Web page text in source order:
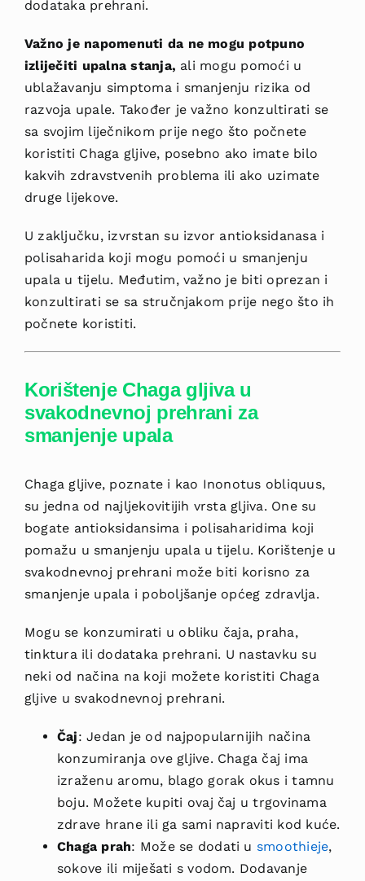
dodataka prehrani.
Važno je napomenuti da ne mogu potpuno
izliječiti upalna stanja, ali mogu pomoći u
ublažavanju simptoma i smanjenju rizika od
razvoja upale. Također je važno konzultirati se
sa svojim liječnikom prije nego što počnete
koristiti Chaga gljive, posebno ako imate bilo
kakvih zdravstvenih problema ili ako uzimate
druge lijekove.
U zaključku, izvrstan su izvor antioksidanasa i
polisaharida koji mogu pomoći u smanjenju
upala u tijelu. Međutim, važno je biti oprezan i
konzultirati se sa stručnjakom prije nego što ih
počnete koristiti.
Korištenje Chaga gljiva u
svakodnevnoj prehrani za
smanjenje upala
Chaga gljive, poznate i kao Inonotus obliquus,
su jedna od najljekovitijih vrsta gljiva. One su
bogate antioksidansima i polisaharidima koji
pomažu u smanjenju upala u tijelu. Korištenje u
svakodnevnoj prehrani može biti korisno za
smanjenje upala i poboljšanje općeg zdravlja.
Mogu se konzumirati u obliku čaja, praha,
tinktura ili dodataka prehrani. U nastavku su
neki od načina na koji možete koristiti Chaga
gljive u svakodnevnoj prehrani.
Čaj: Jedan je od najpopularnijih načina
konzumiranja ove gljive. Chaga čaj ima
izraženu aromu, blago gorak okus i tamnu
boju. Možete kupiti ovaj čaj u trgovinama
zdrave hrane ili ga sami napraviti kod kuće.
Chaga prah: Može se dodati u smoothieje,
sokove ili miješati s vodom. Dodavanje